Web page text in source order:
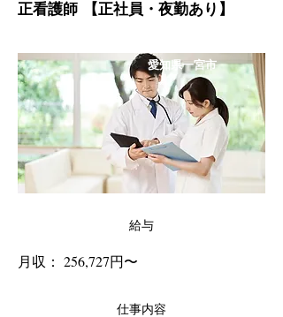
正看護師 【正社員・夜勤あり】
愛知県一宮市
給与
月収： 256,727円〜
仕事内容